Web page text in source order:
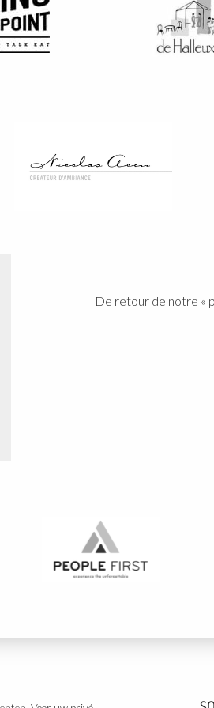
De retour de notre «